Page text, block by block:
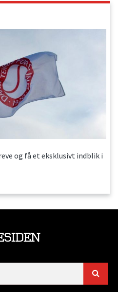
og få et eksklusivt indblik i